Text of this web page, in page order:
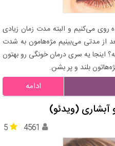
روی می‌کنیم و البته مدت زمان زیادی
از مدتی می‌بینیم مژه‌هامون به شدت
اینجا یه سری درمان خونگی رو بهتون
بلند و پر بشن.
ادامه
(ویدئو)
5 4561